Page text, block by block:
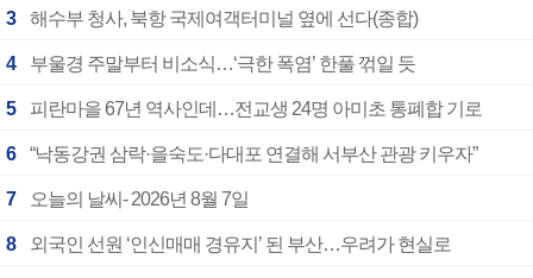
3 해수부 청사, 북항 국제여객터미널 옆에 선다(종합)
4 부울경 주말부터 비소식…‘극한 폭염’ 한풀 꺾일 듯
5 피란마을 67년 역사인데…전교생 24명 아미초 통폐합 기로
6 “낙동강권 삼락·을숙도·다대포 연결해 서부산 관광 키우자”
7 오늘의 날씨- 2026년 8월 7일
8 외국인 선원 ‘인신매매 경유지’ 된 부산…우려가 현실로